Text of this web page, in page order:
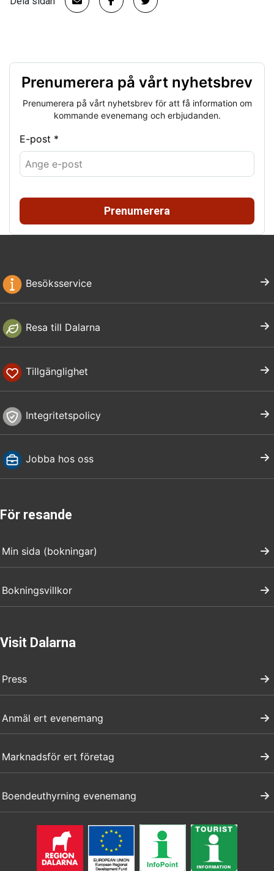
Prenumerera på vårt nyhetsbrev
Prenumerera på vårt nyhetsbrev för att få information om
kommande evenemang och erbjudanden.
E-post *
Prenumerera
Besöksservice
Resa till Dalarna
Tillgänglighet
Integritetspolicy
Jobba hos oss
För resande
Min sida (bokningar)
Bokningsvillkor
Visit Dalarna
Press
Anmäl ert evenemang
Marknadsför ert företag
Boendeuthyrning evenemang